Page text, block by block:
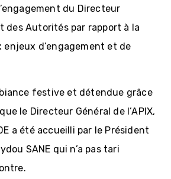
du Directeur
des Autorités par rapport à la
d’engagement et de
festive et détendue grâce
le Directeur Général de l’APIX,
a été accueilli par le Président
SANE qui n’a pas tari